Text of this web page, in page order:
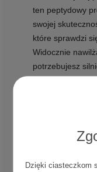
Dzięki ciasteczkom
ten peptydowy
swojej
które sprawdzi
Widocznie
potrzebujesz
jako tonik. Efekt
zauważysz jego
komponuje się
rolowania się